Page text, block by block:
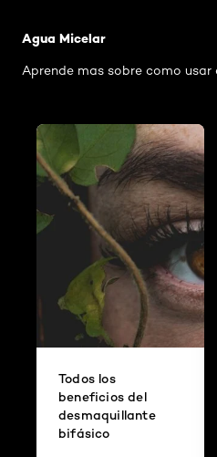
Agua Micelar
Aprende mas sobre como usar
Todos los
beneficios del
desmaquillante
bifásico